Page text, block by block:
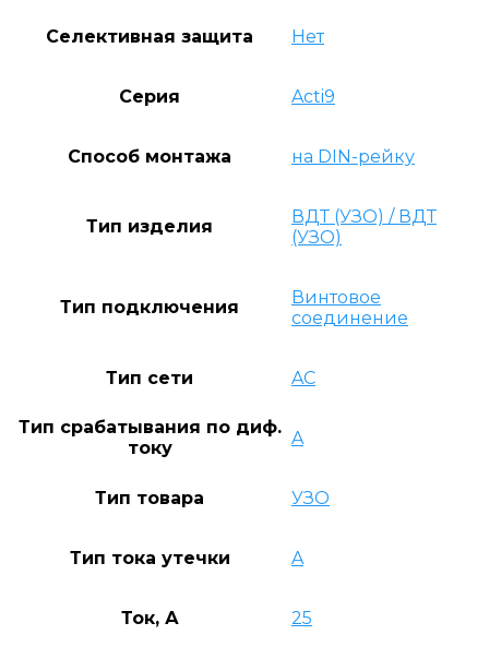
Селективная защита Нет
Серия Acti9
Способ монтажа на DIN-рейку
Тип изделия
ВДТ (УЗО) / ВДТ
(УЗО)
Тип подключения
Винтовое
соединение
Тип сети AC
Тип срабатывания по диф.
току
A
Тип товара УЗО
Тип тока утечки A
Ток, А 25